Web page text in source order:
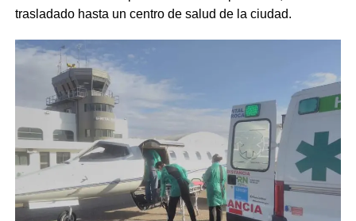
trasladado hasta un centro de salud de la ciudad.